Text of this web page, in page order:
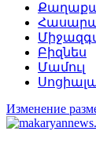
Բիզնես
Մամուլ
Изменение